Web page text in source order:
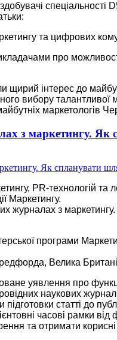
спеціальності
та цифрових
про
щирий інтерес до
вибору талантливої
маркетологів
з маркетингу. Як
PR-технологій
Маркетингу.
журналах з
програми
Велика
уявлення про
наукових
статті до
часові рамки від
та отримати корисні